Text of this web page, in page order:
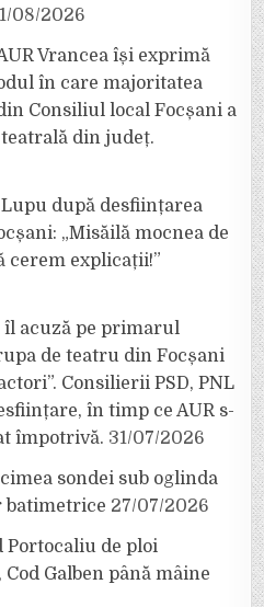
08/2026
Vrancea își exprimă
în care majoritatea
Consiliul local Focșani a
din județ.
după desființarea
„Misăilă mocnea de
cerem explicații!”
acuză pe primarul
de teatru din Focșani
Consilierii PSD, PNL
în timp ce AUR s-
împotrivă. 31/07/2026
sondei sub oglinda
batimetrice 27/07/2026
Portocaliu de ploi
Galben până mâine